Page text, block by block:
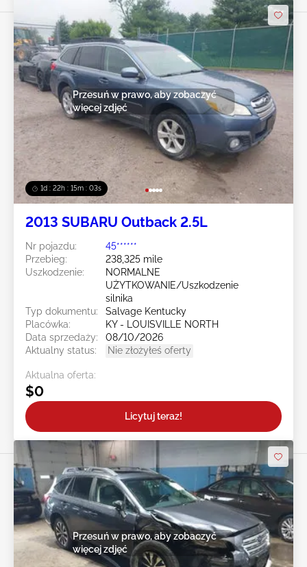
1d : 22h : 15m : 00s
Przesuń w prawo, aby zobaczyć
więcej zdjęć
2013 SUBARU Outback 2.5L
Nr pojazdu:
45******
Przebieg:
238,325 mile
Uszkodzenie:
NORMALNE
UŻYTKOWANIE/Uszkodzenie
silnika
Typ dokumentu:
Salvage Kentucky
Placówka:
KY - LOUISVILLE NORTH
Data sprzedaży:
08/10/2026
Aktualny status:
Nie złożyłeś oferty
Aktualna oferta:
$0
Licytuj teraz!
Przesuń w prawo, aby zobaczyć
więcej zdjęć